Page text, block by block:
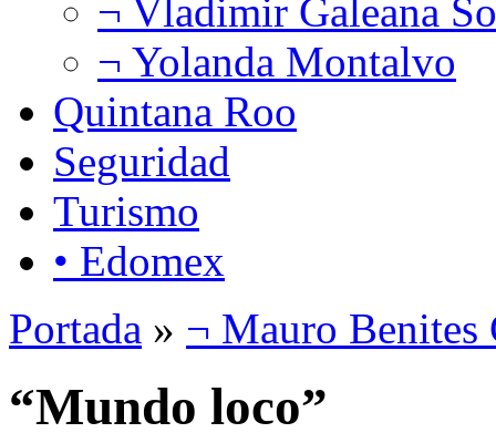
¬ Vladimir Galeana
¬ Yolanda Montalvo
Quintana Roo
Seguridad
Turismo
• Edomex
Portada » ¬ Mauro Benites
“Mundo loco”